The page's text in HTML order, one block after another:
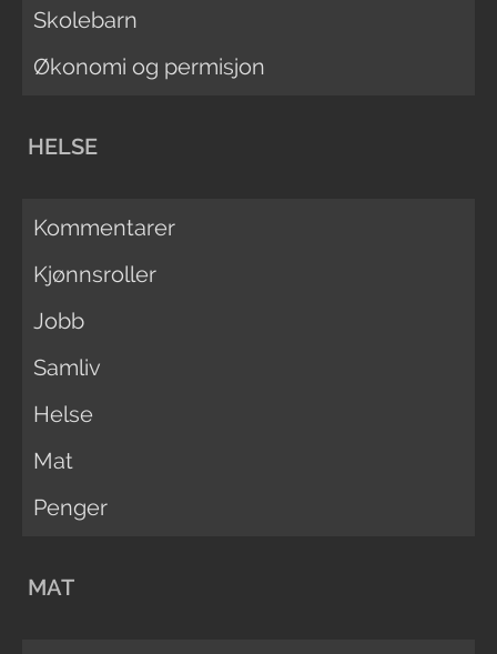
Skolebarn
Økonomi og permisjon
HELSE
Kommentarer
Kjønnsroller
Jobb
Samliv
Helse
Mat
Penger
MAT